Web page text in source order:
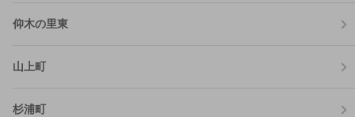
仰木の里東
山上町
杉浦町